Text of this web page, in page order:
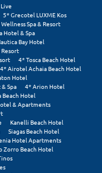
5* Grecotel LUXME Kos
Spa & Resort
Hotel & Spa
Bay Hotel
4* Tosca Beach Hotel
4* Airotel Achaia Beach Hotel
Hotel
Spa
4* Arion Hotel
Beach Hotel
& Apartments
Kanelli Beach Hotel
Siagas Beach Hotel
Hotel Apartments
Zorro Beach Hotel